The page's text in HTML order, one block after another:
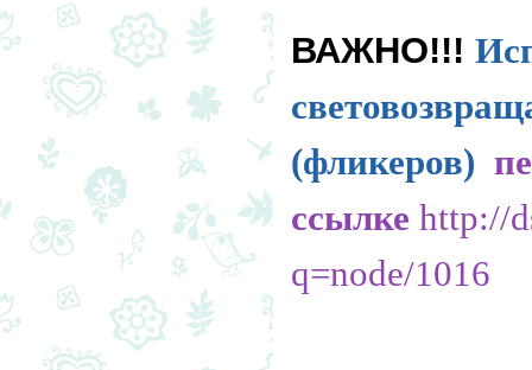
ВАЖНО!!!
(фликеров)
ссылке http://
q=node/1016